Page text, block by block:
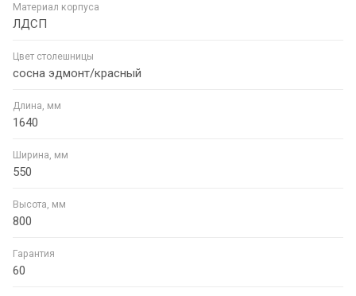
Материал корпуса
ЛДСП
Цвет столешницы
сосна эдмонт/красный
Длина, мм
1640
Ширина, мм
550
Высота, мм
800
Гарантия
60